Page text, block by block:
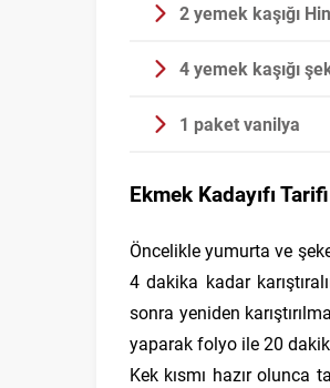
2 yemek kaşığı
4 yemek kaşığı
1 paket vanilya
Ekmek Kadayıfı Tarifi
Öncelikle yumurta ve
4 dakika kadar
sonra yeniden
yaparak folyo ile 20
Kek kısmı hazır olunca